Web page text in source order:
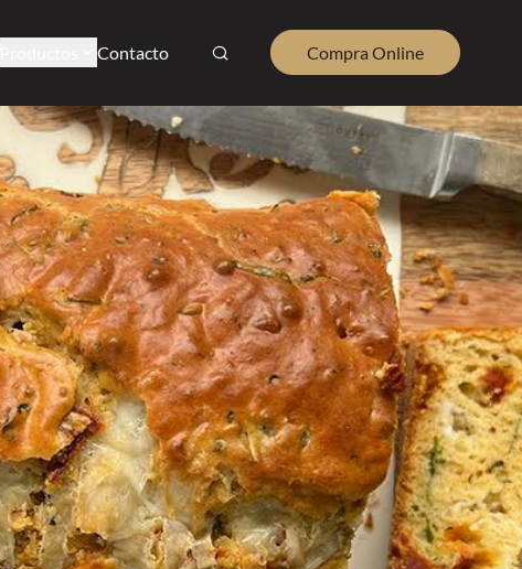
Contacto Compra Online